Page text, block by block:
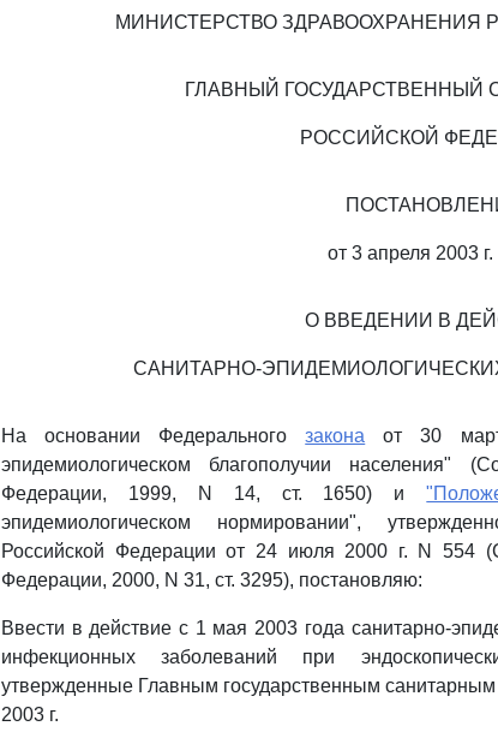
МИНИСТЕРСТВО ЗДРАВООХРАНЕНИЯ
ГЛАВНЫЙ ГОСУДАРСТВЕННЫЙ
РОССИЙСКОЙ
от 3 апреля 2003
О ВВЕДЕНИИ В
САНИТАРНО-ЭПИДЕМИОЛОГИЧЕСКИХ
На основании Федеральногозакона от 30
эпидемиологическом благополучии населения"
Федерации, 1999, N 14, ст. 1650) и
эпидемиологическом нормировании",
Российской Федерации от 24 июля 2000 г. N 554
Федерации, 2000, N 31, ст. 3295), постановляю:
Ввести в действие с 1 мая 2003 года санитарно-
инфекционных заболеваний при
утвержденные Главным государственным
2003 г.